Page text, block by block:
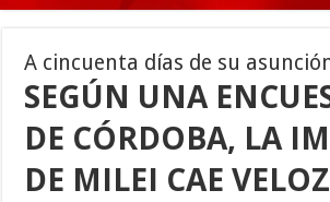
A cincuenta días de su
SEGÚN UNA
DE CÓRDOBA, LA
DE MILEI CAE